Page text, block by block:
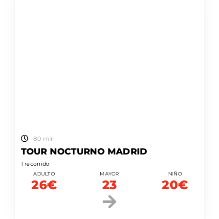
80 min
TOUR NOCTURNO MADRID
1 recorrido
ADULTO
26€
MAYOR
23
NIÑO
20€